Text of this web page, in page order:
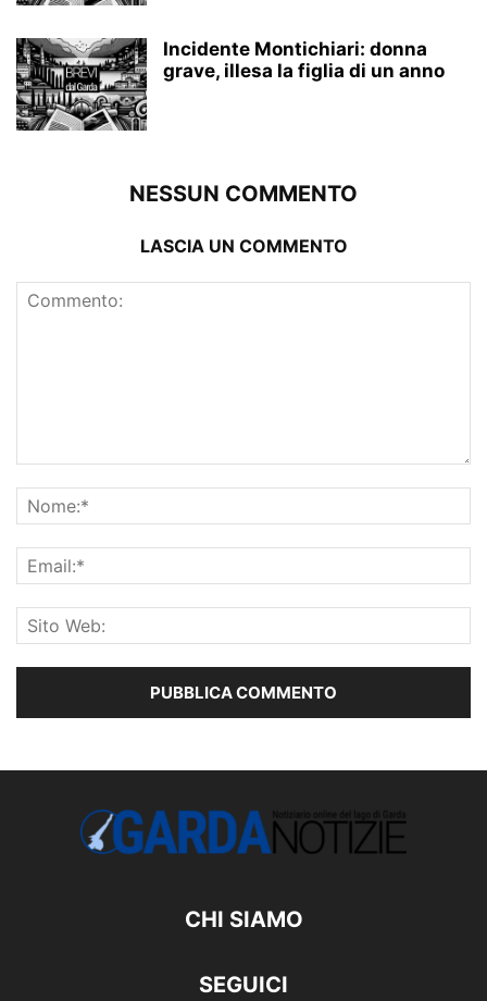
Incidente Montichiari: donna
grave, illesa la figlia di un anno
NESSUN COMMENTO
LASCIA UN COMMENTO
CHI SIAMO
SEGUICI